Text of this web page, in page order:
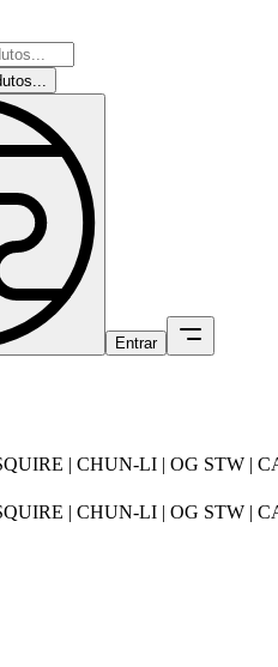
Entrar
| CHUN-LI | OG STW |
| CHUN-LI | OG STW |